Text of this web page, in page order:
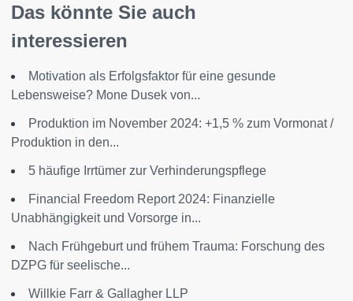
Das könnte Sie auch
interessieren
Motivation als Erfolgsfaktor für eine gesunde
Lebensweise? Mone Dusek von...
Produktion im November 2024: +1,5 % zum Vormonat /
Produktion in den...
5 häufige Irrtümer zur Verhinderungspflege
Financial Freedom Report 2024: Finanzielle
Unabhängigkeit und Vorsorge in...
Nach Frühgeburt und frühem Trauma: Forschung des
DZPG für seelische...
Willkie Farr & Gallagher LLP